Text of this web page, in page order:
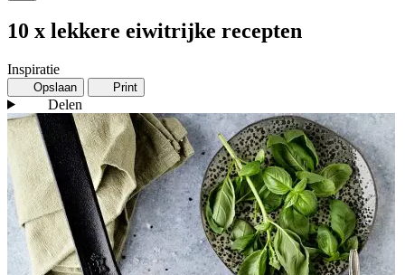
10 x lekkere eiwitrijke recepten
Inspiratie
Opslaan Print
Delen